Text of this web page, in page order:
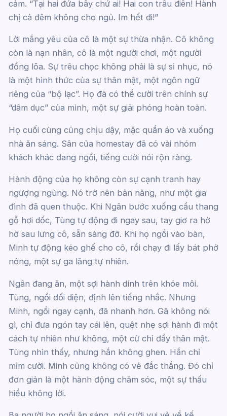
cảm. “Tại hai đứa bây chứ ai! Hai con trâu điên! Hành
chị cả đêm không cho ngủ. Im hết đi!”
Lời mắng yêu của cô là một sự thừa nhận. Cô không
còn là nạn nhân, cô là một người chơi, một người
đồng lõa. Sự trêu chọc không phải là sự sỉ nhục, nó
là một hình thức của sự thân mật, một ngôn ngữ
riêng của “bộ lạc”. Họ đã có thể cười trên chính sự
“dâm dục” của mình, một sự giải phóng hoàn toàn.
Họ cuối cùng cũng chịu dậy, mặc quần áo và xuống
nhà ăn sáng. Sân của homestay đã có vài nhóm
khách khác đang ngồi, tiếng cười nói rộn ràng.
Hành động của họ không còn sự cạnh tranh hay
ngượng ngùng. Nó trở nên bản năng, như một gia
đình đã quen thuộc. Khi Ngân bước xuống cầu thang
gỗ hơi dốc, Tùng tự động đi ngay sau, tay giơ ra hờ
hờ sau lưng cô, sẵn sàng đỡ. Khi họ ngồi vào bàn,
Minh tự động kéo ghế cho cô, rồi chạy đi lấy bát phở
nóng, một sự ga lăng tự nhiên.
Ngân đang ăn, một sợi hành dính trên khóe môi.
Tùng, ngồi đối diện, định lên tiếng nhắc. Nhưng
Minh, ngồi ngay cạnh, đã nhanh hơn. Gã không nói
gì, chỉ đưa ngón tay cái lên, quệt nhẹ sợi hành đi một
cách tự nhiên như không, một cử chỉ đầy thân mật.
Tùng nhìn thấy, nhưng hắn không ghen. Hắn chỉ
mỉm cười. Minh cũng không có vẻ đắc thắng. Đó chỉ
đơn giản là một hành động chăm sóc, một sự thấu
hiểu không lời.